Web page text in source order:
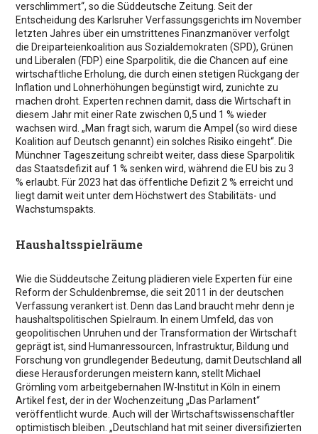
verschlimmert“, so die Süddeutsche Zeitung. Seit der
Entscheidung des Karlsruher Verfassungsgerichts im November
letzten Jahres über ein umstrittenes Finanzmanöver verfolgt
die Dreiparteienkoalition aus Sozialdemokraten (SPD), Grünen
und Liberalen (FDP) eine Sparpolitik, die die Chancen auf eine
wirtschaftliche Erholung, die durch einen stetigen Rückgang der
Inflation und Lohnerhöhungen begünstigt wird, zunichte zu
machen droht. Experten rechnen damit, dass die Wirtschaft in
diesem Jahr mit einer Rate zwischen 0,5 und 1 % wieder
wachsen wird. „Man fragt sich, warum die Ampel (so wird diese
Koalition auf Deutsch genannt) ein solches Risiko eingeht“. Die
Münchner Tageszeitung schreibt weiter, dass diese Sparpolitik
das Staatsdefizit auf 1 % senken wird, während die EU bis zu 3
% erlaubt. Für 2023 hat das öffentliche Defizit 2 % erreicht und
liegt damit weit unter dem Höchstwert des Stabilitäts- und
Wachstumspakts.
Haushaltsspielräume
Wie die Süddeutsche Zeitung plädieren viele Experten für eine
Reform der Schuldenbremse, die seit 2011 in der deutschen
Verfassung verankert ist. Denn das Land braucht mehr denn je
haushaltspolitischen Spielraum. In einem Umfeld, das von
geopolitischen Unruhen und der Transformation der Wirtschaft
geprägt ist, sind Humanressourcen, Infrastruktur, Bildung und
Forschung von grundlegender Bedeutung, damit Deutschland all
diese Herausforderungen meistern kann, stellt Michael
Grömling vom arbeitgebernahen IW-Institut in Köln in einem
Artikel fest, der in der Wochenzeitung „Das Parlament“
veröffentlicht wurde. Auch will der Wirtschaftswissenschaftler
optimistisch bleiben. „Deutschland hat mit seiner diversifizierten